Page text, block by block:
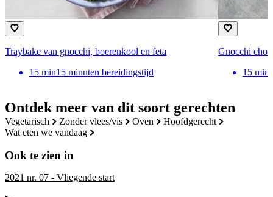
Ontdek meer van dit soort gerechten
vegetarisch zonder vlees/vis oven
hoofdgerecht
wat eten we vandaag
Ook te zien in
2021 nr. 07 - Vliegende start
Traybake van gnocchi, boerenkool en feta
15 min15 minuten bereidingstijd
Gnocchi
15 min